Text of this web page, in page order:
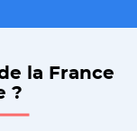
la France
?